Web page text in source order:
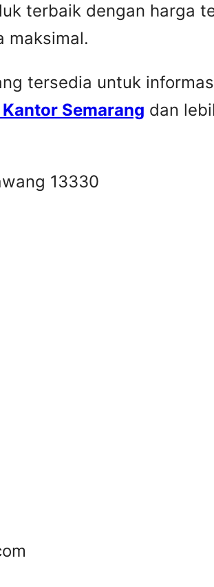
terbaik dengan harga
maksimal.
tersedia untuk
Semarang dan
13330